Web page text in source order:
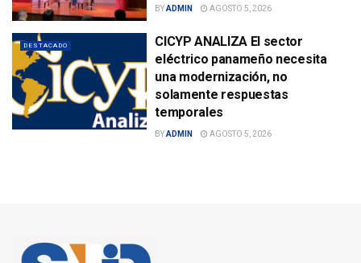
BYADMIN AGOSTO 5, 2026
DESTACADO
CICYP ANALIZA El sector
eléctrico panameño necesita
una modernización, no
solamente respuestas
temporales
BYADMIN AGOSTO 5, 2026